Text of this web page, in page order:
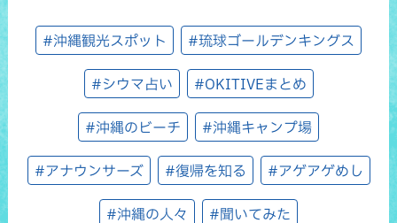
#沖縄観光スポット #琉球ゴールデンキングス
#シウマ占い #OKITIVEまとめ
#沖縄のビーチ #沖縄キャンプ場
#アナウンサーズ #復帰を知る #アゲアゲめし
#沖縄の人々 #聞いてみた